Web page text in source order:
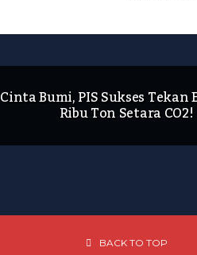
Cinta Bumi, PIS Sukses Tekan
Ribu Ton Setara CO2!
BACK TO TOP